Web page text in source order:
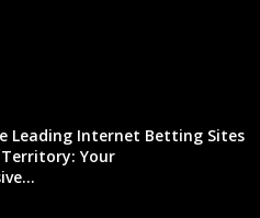
Leading Internet Betting Sites
Your